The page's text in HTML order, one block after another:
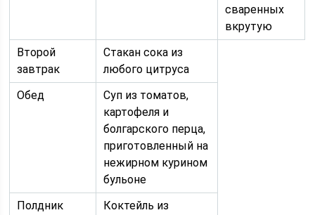
сваренных
вкрутую
Второй
завтрак
Стакан сока из
любого цитруса
Обед
Суп из томатов,
картофеля и
болгарского перца,
приготовленный на
нежирном курином
бульоне
Полдник
Коктейль из